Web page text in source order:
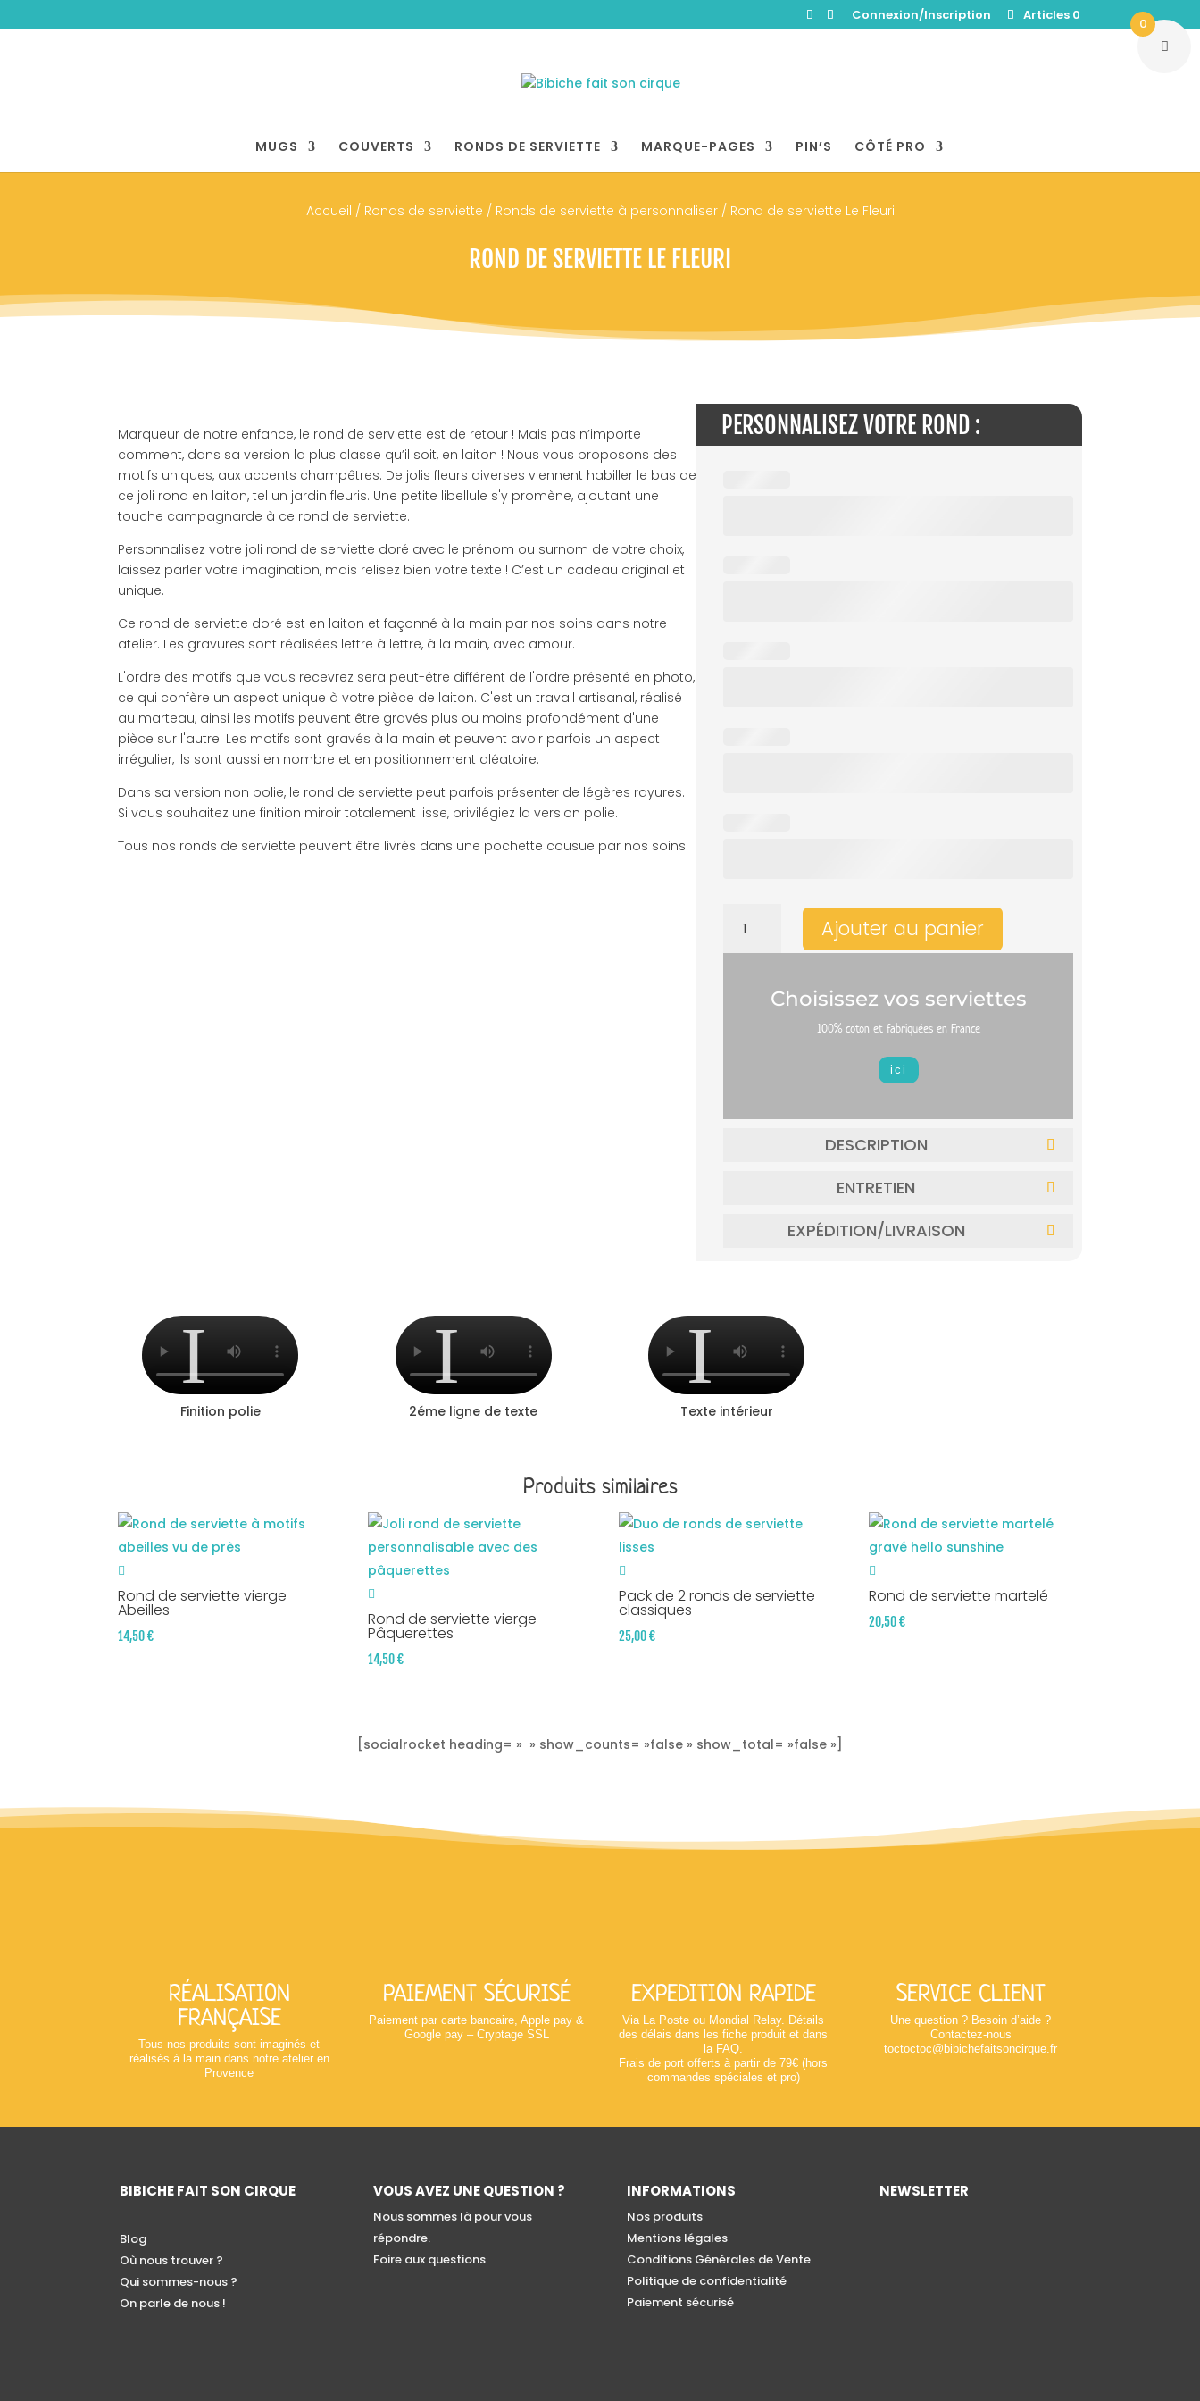
Connexion/Inscription Articles 0
MUGS COUVERTS RONDS DE SERVIETTE MARQUE-PAGES PIN’S CÔTÉ PRO
Accueil / Ronds de serviette / Ronds de serviette à personnaliser/ Rond de serviette Le Fleuri
ROND DE SERVIETTE LE FLEURI
Marqueur de notre enfance, le rond de serviette est de retour ! Mais pas n’importe
comment, dans sa version la plus classe qu’il soit, en laiton ! Nous vous proposons des
motifs uniques, aux accents champêtres. De jolis fleurs diverses viennent habiller le bas de
ce joli rond en laiton, tel un jardin fleuris. Une petite libellule s'y promène, ajoutant une
touche campagnarde à ce rond de serviette.
Personnalisez votre joli rond de serviette doré avec le prénom ou surnom de votre choix,
laissez parler votre imagination, mais relisez bien votre texte ! C’est un cadeau original et
unique.
Ce rond de serviette doré est en laiton et façonné à la main par nos soins dans notre
atelier. Les gravures sont réalisées lettre à lettre, à la main, avec amour.
L'ordre des motifs que vous recevrez sera peut-être différent de l'ordre présenté en photo,
ce qui confère un aspect unique à votre pièce de laiton. C'est un travail artisanal, réalisé
au marteau, ainsi les motifs peuvent être gravés plus ou moins profondément d'une
pièce sur l'autre. Les motifs sont gravés à la main et peuvent avoir parfois un aspect
irrégulier, ils sont aussi en nombre et en positionnement aléatoire.
Dans sa version non polie, le rond de serviette peut parfois présenter de légères rayures.
Si vous souhaitez une finition miroir totalement lisse, privilégiez la version polie.
Tous nos ronds de serviette peuvent être livrés dans une pochette cousue par nos soins.
PERSONNALISEZ VOTRE ROND :
ROND
SERVIETTE
Ajouter au panier
Choisissez vos serviettes
100% coton et fabriquées en France
ici
DESCRIPTION
ENTRETIEN
EXPÉDITION/LIVRAISON
Finition polie 2éme ligne de texte Texte intérieur
Produits similaires
Rond de serviette vierge
Abeilles
14,50€
Rond de serviette vierge
Pâquerettes
14,50€
Pack de 2 ronds de serviette
classiques
25,00€
Rond de serviette martelé
20,50€
[socialrocket heading= » » show_counts= »false » show_total= »false »]
RÉALISATION
FRANÇAISE
Tous nos produits sont imaginés et
réalisés à la main dans notre atelier en
Provence
PAIEMENT SÉCURISÉ
Paiement par carte bancaire, Apple pay &
Google pay – Cryptage SSL
EXPEDITION RAPIDE
Via La Poste ou Mondial Relay. Détails
des délais dans les fiche produit et dans
la FAQ.
Frais de port offerts à partir de 79€ (hors
commandes spéciales et pro)
SERVICE CLIENT
Une question ? Besoin d’aide ?
Contactez-nous
toctoctoc@bibichefaitsoncirque.fr
BIBICHE FAIT SON CIRQUE
Blog
Où nous trouver ?
Qui sommes-nous ?
On parle de nous !
VOUS AVEZ UNE QUESTION ?
Nous sommes là pour vous
répondre.
Foire aux questions
INFORMATIONS
Nos produits
Mentions légales
Conditions Générales de Vente
Politique de confidentialité
Paiement sécurisé
NEWSLETTER
0